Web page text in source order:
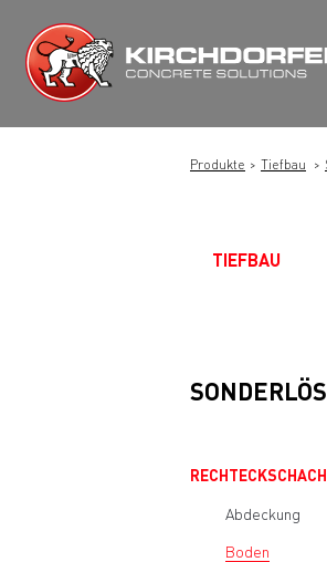
Inhalt
springen
Produkte Tiefbau
TIEFBAU
Abdeckung
Boden